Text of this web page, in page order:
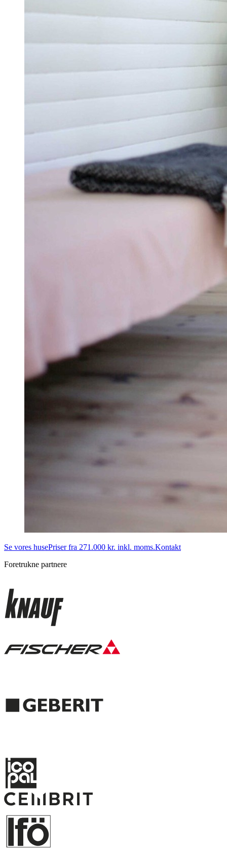
Se vores husePriser fra 271.000 kr. inkl. moms.Kontakt
Foretrukne partnere